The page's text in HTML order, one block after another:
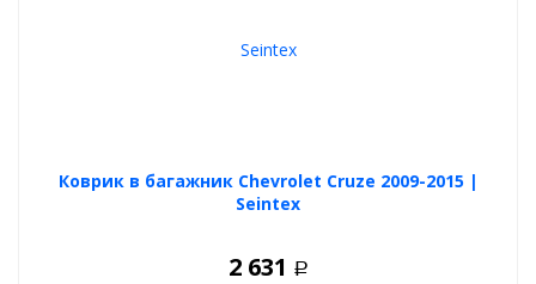
Коврик в багажник Chevrolet Cruze 2009-2015 |
Seintex
2 631 Р